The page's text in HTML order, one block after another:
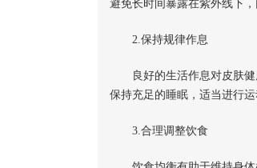
避免长时间暴露在紫外线下
2.保持规律作息
良好的生活作息对皮肤健
保持充足的睡眠，适当进行运
3.合理调整饮食